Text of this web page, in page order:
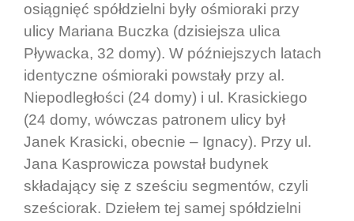
osiągnięć spółdzielni były ośmioraki przy
ulicy Mariana Buczka (dzisiejsza ulica
Pływacka, 32 domy). W późniejszych latach
identyczne ośmioraki powstały przy al.
Niepodległości (24 domy) i ul. Krasickiego
(24 domy, wówczas patronem ulicy był
Janek Krasicki, obecnie – Ignacy). Przy ul.
Jana Kasprowicza powstał budynek
składający się z sześciu segmentów, czyli
sześciorak. Dziełem tej samej spółdzielni